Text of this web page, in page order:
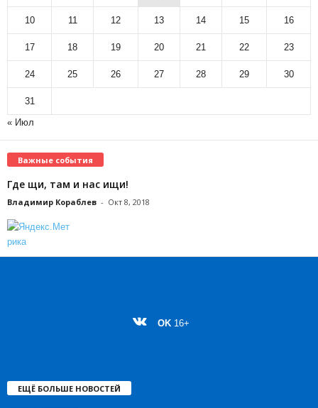
10 11 12 13 14 15 16
17 18 19 20 21 22 23
24 25 26 27 28 29 30
31
« Июл
Важные события
Где щи, там и нас ищи!
Владимир Кораблев - Окт 8, 2018
OK 16+
ЕЩЁ БОЛЬШЕ НОВОСТЕЙ